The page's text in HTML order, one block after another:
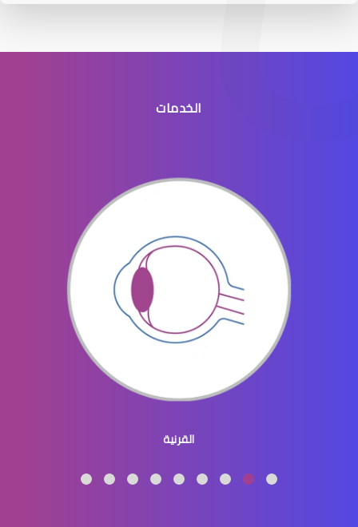
الماء الأزرق في العيون
الماء الازرق بالعين
ماء الازرق بالعين
الخدمات
القرنية